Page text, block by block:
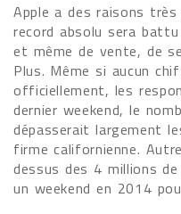
Apple a des raisons
record absolu sera
et même de vente, de
Plus. Même si aucun
officiellement, les
dernier weekend, le
dépasserait largement
firme californienne.
dessus des 4 millions
un weekend en 2014